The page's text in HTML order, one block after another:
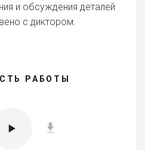
и обсуждения деталей
с диктором.
РАБОТЫ